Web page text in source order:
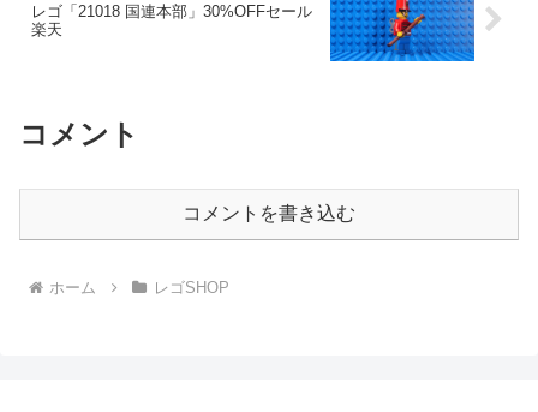
レゴ「21018 国連本部」30%OFFセール
楽天
コメント
コメントを書き込む
ホーム レゴSHOP